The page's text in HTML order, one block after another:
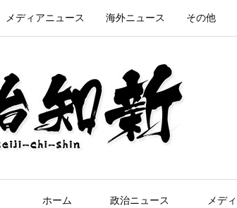
メディアニュース 海外ニュース その他
ホーム 政治ニュース メデ